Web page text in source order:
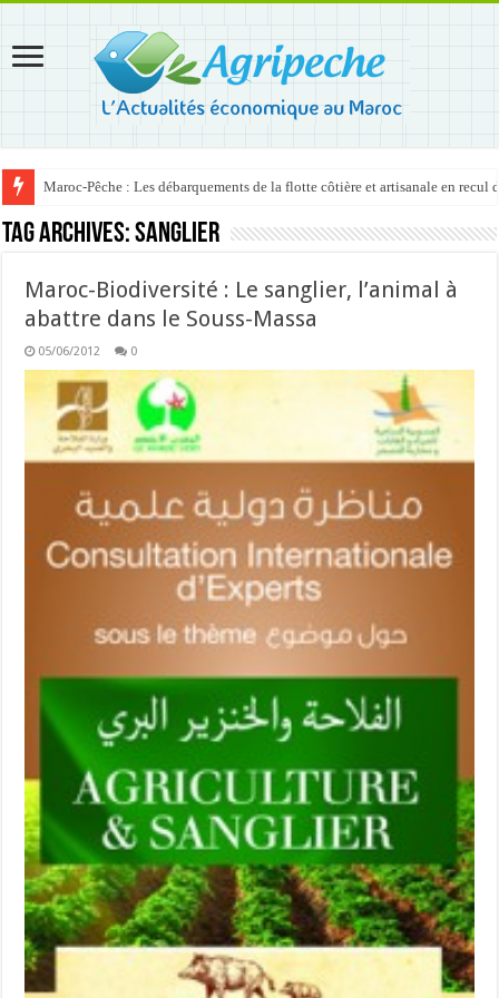
Maroc-Pêche : Les débarquements de la flotte côtière et artisanale en recul
Tag Archives:sanglier
Maroc-Biodiversité : Le sanglier, l’animal à
abattre dans le Souss-Massa
05/06/2012 0